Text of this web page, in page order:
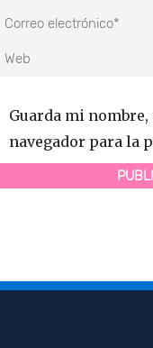
Guarda mi
navegador para la